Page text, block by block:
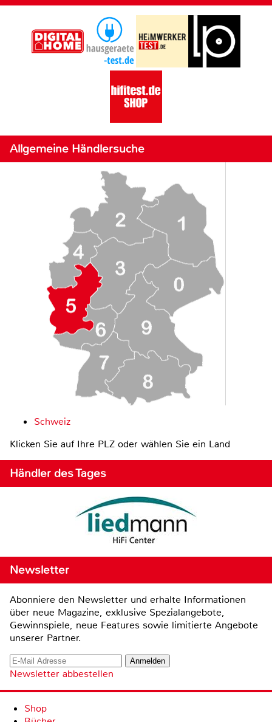
Allgemeine Händlersuche
Schweiz
Klicken Sie auf Ihre PLZ oder wählen Sie ein Land
Händler des Tages
Newsletter
Abonniere den Newsletter und erhalte Informationen
über neue Magazine, exklusive Spezialangebote,
Gewinnspiele, neue Features sowie limitierte Angebote
unserer Partner.
Newsletter abbestellen
Shop